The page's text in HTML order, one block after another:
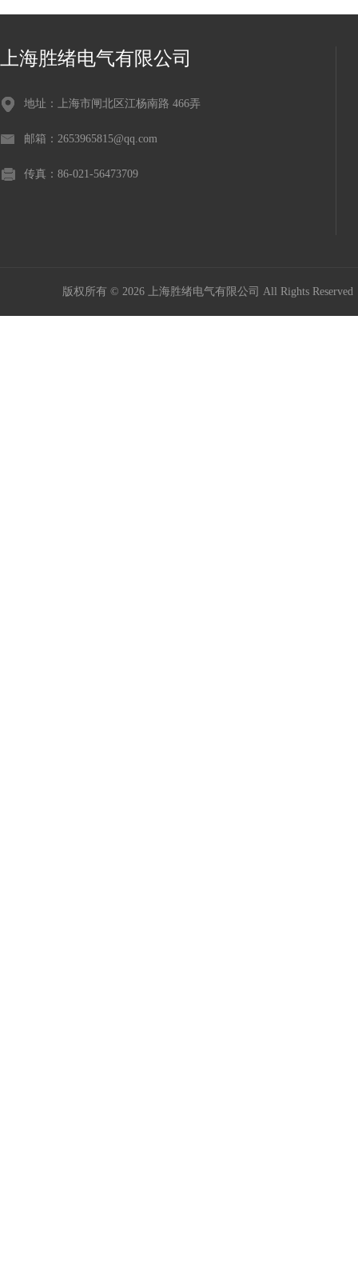
上海胜绪电气有限公司
地址：上海市闸北区江杨南路 466弄
邮箱：2653965815@qq.com
传真：86-021-56473709
版权所有 © 2026 上海胜绪电气有限公司 All Rights